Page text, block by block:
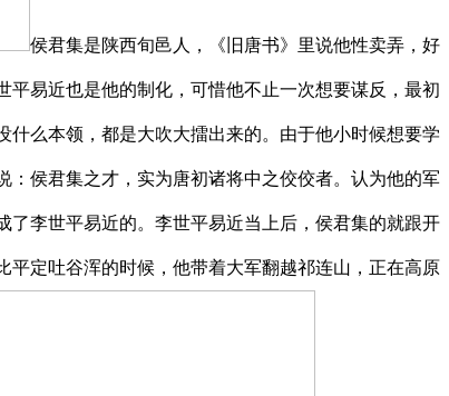
侯君集是陕西旬邑人，《旧唐书》里说他性卖弄，好
易近也是他的制化，可惜他不止一次想要谋反，最初
么本领，都是大吹大擂出来的。由于他小时候想要学
侯君集之才，实为唐初诸将中之佼佼者。认为他的军
李世平易近的。李世平易近当上后，侯君集的就跟开
定吐谷浑的时候，他带着大军翻越祁连山，正在高原